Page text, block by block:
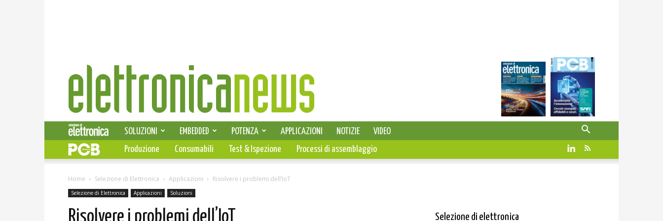
Elettronica
News
SELEZIONE DI ELETTRONICA
SOLUZIONI EMBEDDED POTENZA APPLICAZIONI NOTIZIE
VIDEO
PCB
Produzione Consumabili Test & Ispezione Processi di assemblaggio
Home Selezione di Elettronica Applicazioni Risolvere i problemi dell’IoT
Selezione di Elettronica Applicazioni Soluzioni
Risolvere i problemi dell’IoT Selezione di elettronica